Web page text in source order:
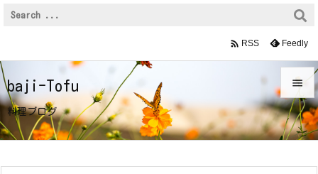
baji-Tofu
料理ブログ


メニュ
 RSS Feedly